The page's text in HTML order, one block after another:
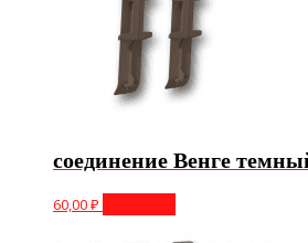
соединение Венге
60,00₽